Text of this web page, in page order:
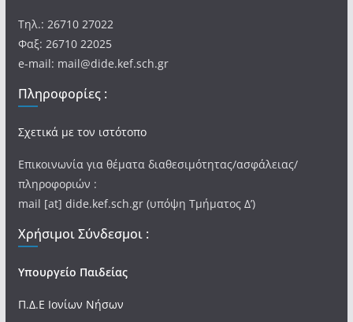
Τηλ.: 26710 27022
Φαξ: 26710 22025
e-mail: mail@dide.kef.sch.gr
Πληροφορίες :
Σχετικά με τον ιστότοπο
Επικοινωνία για θέματα διαθεσιμότητας/ασφάλειας/
πληροφοριών :
mail [at] dide.kef.sch.gr (υπόψη Τμήματος Δ’)
Χρήσιμοι Σύνδεσμοι :
Υπουργείο Παιδείας
Π.Δ.Ε Ιονίων Νήσων